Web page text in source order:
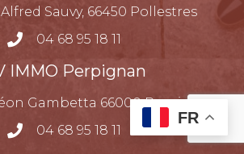
Sauvy, 66450 Pollestres
04 68 95 18 11
IMMO Perpignan
Gambetta 66000 Perpignan
04 68 95 18 11
FR